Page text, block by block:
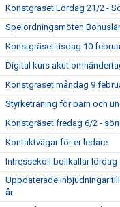
Konstgräset Lördag 21/2 -
Spelordningsmöten
Konstgräset tisdag 10
Digital kurs akut
Konstgräset måndag 9
Styrketräning för barn och
Konstgräset fredag 6/2 -
Kontaktvägar för er ledare
Intressekoll bollkallar lördag
Uppdaterade inbjudningar
år